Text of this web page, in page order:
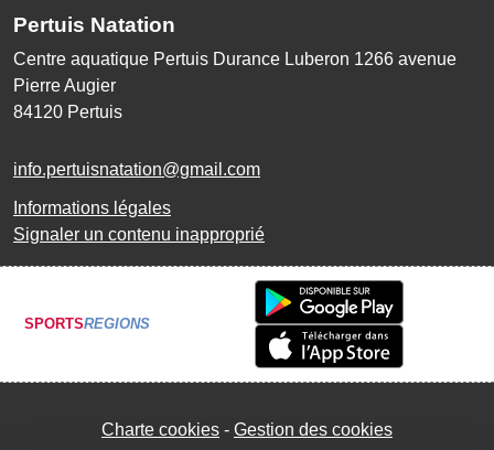
Pertuis Natation
Centre aquatique Pertuis Durance Luberon 1266 avenue
Pierre Augier
84120 Pertuis
info.pertuisnatation@gmail.com
Informations légales
Signaler un contenu inapproprié
SPORTSREGIONS
Charte cookies Gestion des cookies